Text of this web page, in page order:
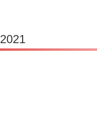
2021